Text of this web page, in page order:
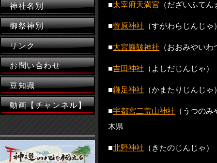
■太宰府天満宮 （だざいふて
■菅原神社 （すがわらじんじ
■大宮巖皷神社 （おおみやい
■吉田神社 （よしだじんじゃ）
■鎌足神社 （かまたりじんじ
■宇都宮二荒山神社 （うつの
木県
■北野神社 （きたのじんじゃ）
神社名別
御祭神別
リンク
お問い合わせ
豆知識
動画【チャンネル】